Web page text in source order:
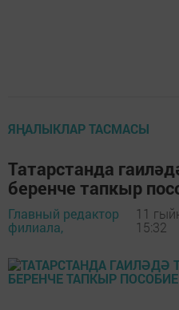
ЯҢАЛЫКЛАР ТАСМАСЫ
Татарстанда
беренче тапкыр
Главный редактор
филиала,
11
15:32